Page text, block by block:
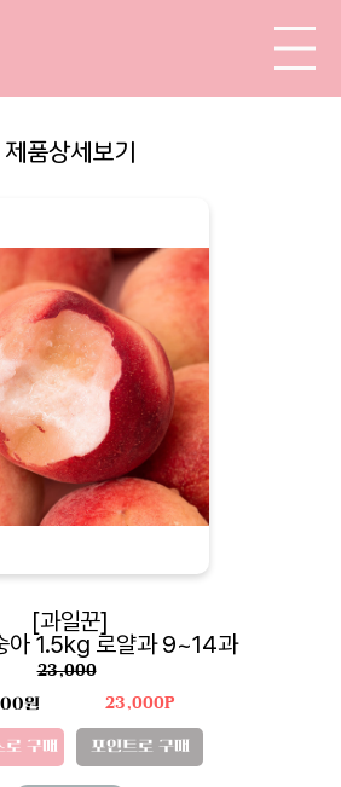
제품상세보기
[과일꾼]
아 1.5kg 로얄과 9~14과
23,000
원
로 구매
23,000P
포인트로 구매